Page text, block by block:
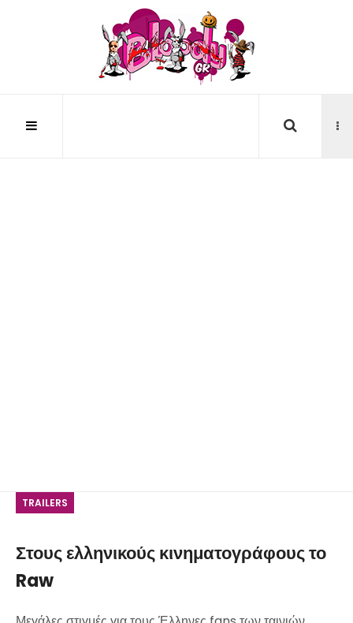
TRAILERS
Στους ελληνικούς κινηματογράφους το
Raw